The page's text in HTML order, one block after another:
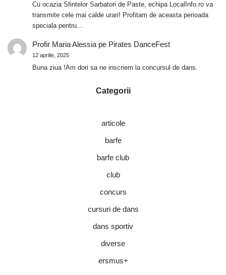
Cu ocazia Sfintelor Sarbatori de Paste, echipa LocalInfo.ro va
transmite cele mai calde urari! Profitam de aceasta perioada
speciala pentru…
Profir Maria Alessiape Pirates DanceFest
12 aprilie, 2025
Buna ziua !Am dori sa ne inscriem la concursul de dans.
Categorii
articole
barfe
barfe club
club
concurs
cursuri de dans
dans sportiv
diverse
ersmus+